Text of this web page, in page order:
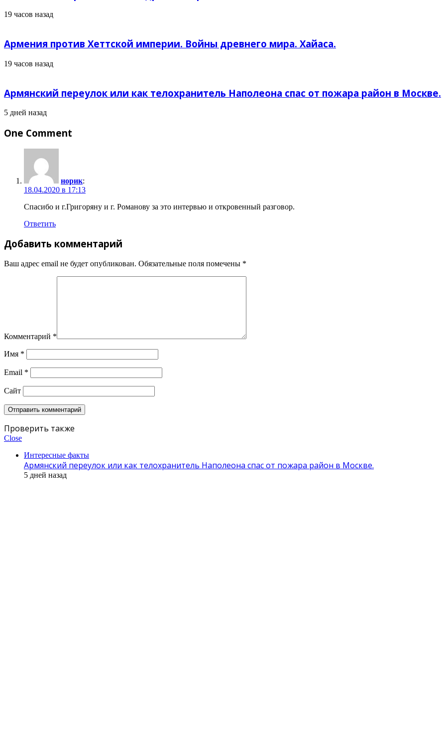
19 часов назад
Армения против Хеттской империи. Войны древнего мира. Хайаса.
19 часов назад
Армянский переулок или как телохранитель Наполеона спас от пожара район в Москве.
5 дней назад
One Comment
норик:
18.04.2020 в 17:13
Спасибо и г.Григоряну и г. Романову за это интервью и откровенный разговор.
Ответить
Добавить комментарий
Ваш адрес email не будет опубликован. Обязательные поля помечены *
Комментарий *
Имя *
Email *
Сайт
Проверить также
Close
Интересные факты
Армянский переулок или как телохранитель Наполеона спас от пожара район в Москве.
5 дней назад